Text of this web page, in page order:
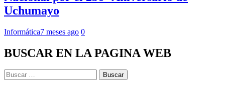
Uchumayo
Informática7 meses ago 0
BUSCAR EN LA PAGINA WEB
Buscar: